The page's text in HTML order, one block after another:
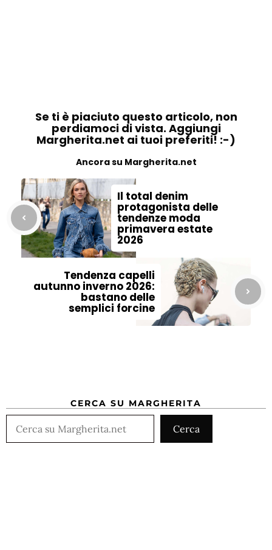
Se ti è piaciuto questo articolo, non
perdiamoci di vista. Aggiungi
Margherita.net ai tuoi preferiti! :-)
Ancora su Margherita.net
Il total denim
protagonista delle
tendenze moda
primavera estate
2026
Tendenza capelli
autunno inverno 2026:
bastano delle
semplici forcine
CERCA SU MARGHERITA
Cerca